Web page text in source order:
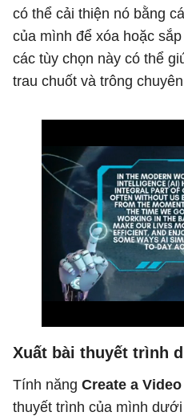
có thể cải thiện nó bằng
của mình để xóa hoặc
các tùy chọn này có thể
trau chuốt và trông
Xuất bài thuyết trình
Tính năng Create a Video
thuyết trình của mình